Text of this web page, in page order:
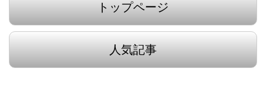
トップページ
人気記事